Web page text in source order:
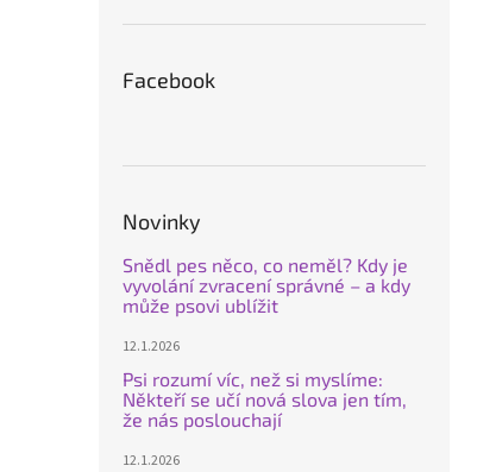
Facebook
Novinky
Snědl pes něco, co neměl? Kdy je
vyvolání zvracení správné – a kdy
může psovi ublížit
12.1.2026
Psi rozumí víc, než si myslíme:
Někteří se učí nová slova jen tím,
že nás poslouchají
12.1.2026